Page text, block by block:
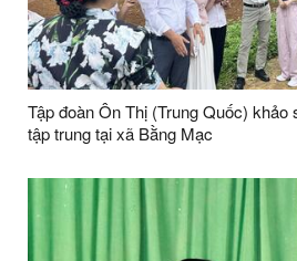
Tập đoàn Ôn Thị (Trung Quốc) khảo
tập trung tại xã Bằng Mạc